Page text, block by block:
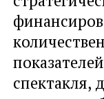
спектакля,